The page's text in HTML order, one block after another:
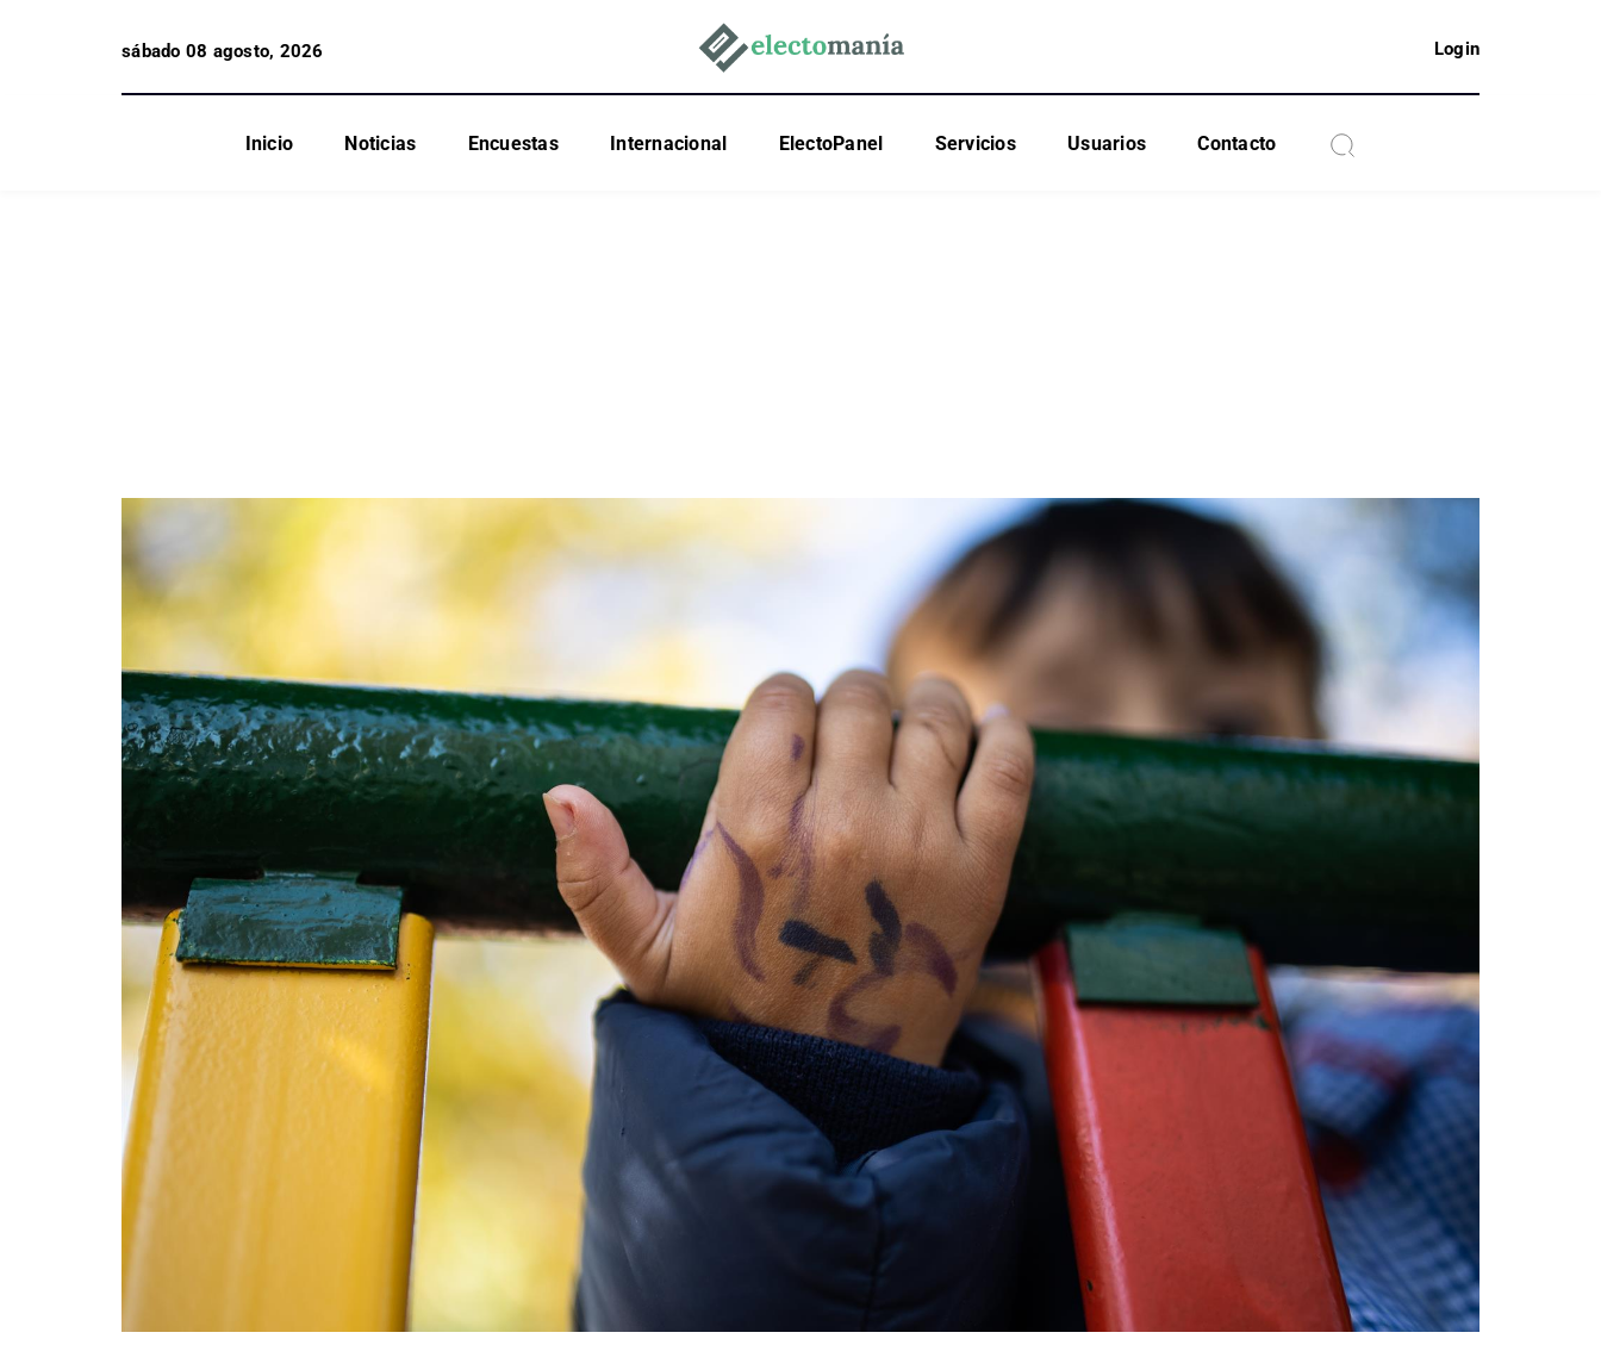
sábado 08 agosto, 2026 Login
Inicio Noticias Encuestas Internacional ElectoPanel Servicios Usuarios Contacto